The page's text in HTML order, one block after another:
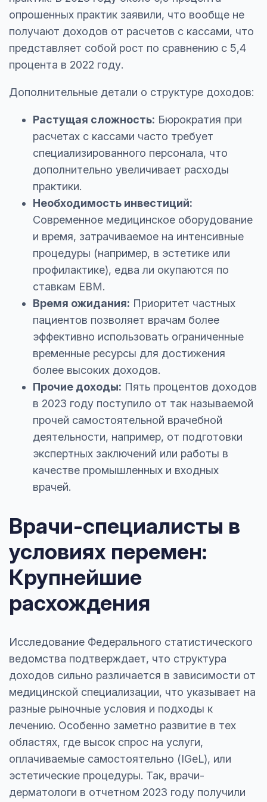
опрошенных практик заявили, что вообще не
получают доходов от расчетов с кассами, что
представляет собой рост по сравнению с 5,4
процента в 2022 году.
Дополнительные детали о структуре доходов:
Растущая сложность: Бюрократия при
расчетах с кассами часто требует
специализированного персонала, что
дополнительно увеличивает расходы
практики.
Необходимость инвестиций:
Современное медицинское оборудование
и время, затрачиваемое на интенсивные
процедуры (например, в эстетике или
профилактике), едва ли окупаются по
ставкам EBM.
Время ожидания: Приоритет частных
пациентов позволяет врачам более
эффективно использовать ограниченные
временные ресурсы для достижения
более высоких доходов.
Прочие доходы: Пять процентов доходов
в 2023 году поступило от так называемой
прочей самостоятельной врачебной
деятельности, например, от подготовки
экспертных заключений или работы в
качестве промышленных и входных
врачей.
Врачи-специалисты в
условиях перемен:
Крупнейшие
расхождения
Исследование Федерального статистического
ведомства подтверждает, что структура
доходов сильно различается в зависимости от
медицинской специализации, что указывает на
разные рыночные условия и подходы к
лечению. Особенно заметно развитие в тех
областях, где высок спрос на услуги,
оплачиваемые самостоятельно (IGeL), или
эстетические процедуры. Так, врачи-
дерматологи в отчетном 2023 году получили